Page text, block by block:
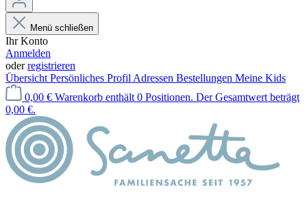
Menü schließen
Ihr Konto
Anmelden
oderregistrieren
Übersicht Persönliches Profil Adressen Bestellungen Meine Kids
0,00 € Warenkorb enthält 0 Positionen. Der Gesamtwert beträgt
0,00 €.